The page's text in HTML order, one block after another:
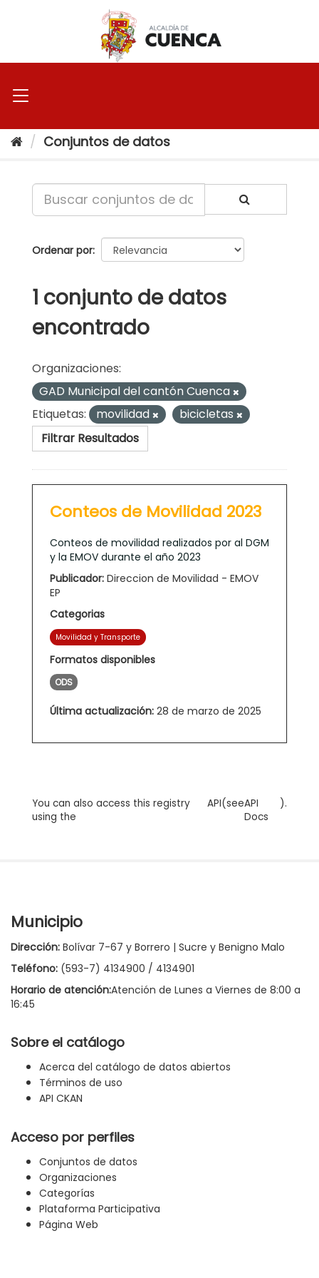
Conjuntos de datos
Ordenar por
1 conjunto de datos
encontrado
Organizaciones:
GAD Municipal del cantón Cuenca
Etiquetas:
movilidad
bicicletas
Filtrar Resultados
Conteos de Movilidad 2023
Conteos de movilidad realizados por al DGM
y la EMOV durante el año 2023
Publicador: Direccion de Movilidad - EMOV
EP
Categorias
Movilidad y Transporte
Formatos disponibles
ODS
Última actualización: 28 de marzo de 2025
You can also access this registry
using the
API(seeAPI
Docs
).
Municipio
Dirección: Bolívar 7-67 y Borrero | Sucre y Benigno Malo
Teléfono: (593-7) 4134900 / 4134901
Horario de atención:Atención de Lunes a Viernes de 8:00 a
16:45
Sobre el catálogo
Acerca del catálogo de datos abiertos
Términos de uso
API CKAN
Acceso por perfiles
Conjuntos de datos
Organizaciones
Categorías
Plataforma Participativa
Página Web